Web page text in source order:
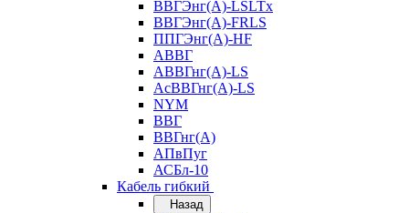
ВВГЭнг(А)-LSLTx
ВВГЭнг(А)-FRLS
ППГЭнг(А)-HF
АВВГ
АВВГнг(А)-LS
АсВВГнг(А)-LS
NYM
ВВГ
ВВГнг(А)
АПвПуг
АСБл-10
Кабель гибкий
Назад